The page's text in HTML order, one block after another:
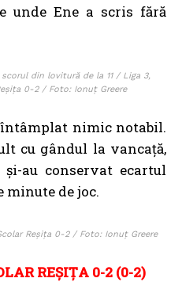
unde Ene a scris fără
din lovitură de la 11 / Liga 3,
0-2 / Foto: Ionuț Greere
întâmplat nimic notabil.
cu gândul la vancață,
au conservat ecartul
minute de joc.
Reșița 0-2 / Foto: Ionuț Greere
REȘIȚA 0-2 (0-2)